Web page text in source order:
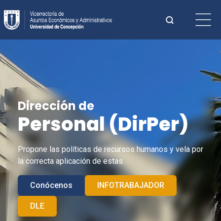
al
contenido
Buscar:
Cuando
Dirección de
Personal (DirPer)
Propone las políticas de recursos humanos y vela por
la correcta aplicación de estas.
Conócenos INFOTRABAJADOR
DLE